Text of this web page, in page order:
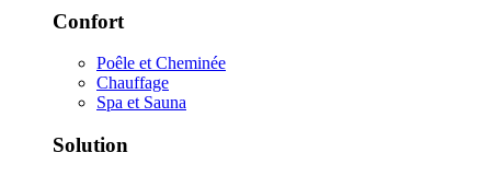
Confort
Poêle et Cheminée
Chauffage
Spa et Sauna
Solution